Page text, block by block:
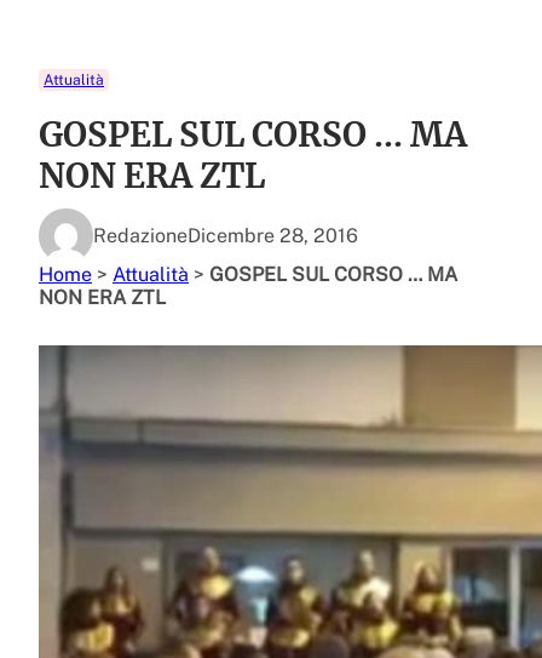
Attualità
GOSPEL SUL CORSO … MA
NON ERA ZTL
RedazioneDicembre 28, 2016
Home > Attualità > GOSPEL SUL CORSO … MA
NON ERA ZTL